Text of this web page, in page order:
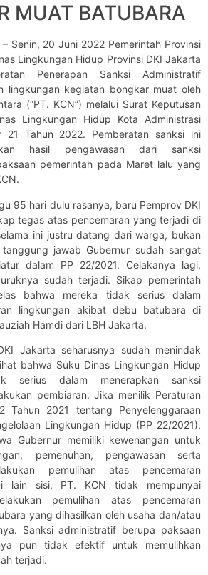
MUAT BATUBARA
Senin, 20 Juni 2022 Pemerintah Provinsi
Lingkungan Hidup Provinsi DKI Jakarta
Penerapan Sanksi Administratif
lingkungan kegiatan bongkar muat oleh
(“PT. KCN”) melalui Surat Keputusan
Lingkungan Hidup Kota Administrasi
21 Tahun 2022. Pemberatan sanksi ini
hasil pengawasan dari sanksi
pemerintah pada Maret lalu yang
95 hari dulu rasanya, baru Pemprov DKI
tegas atas pencemaran yang terjadi di
ini justru datang dari warga, bukan
tanggung jawab Gubernur sudah sangat
dalam PP 22/2021. Celakanya lagi,
sudah terjadi. Sikap pemerintah
bahwa mereka tidak serius dalam
lingkungan akibat debu batubara di
Hamdi dari LBH Jakarta.
Jakarta seharusnya sudah menindak
bahwa Suku Dinas Lingkungan Hidup
serius dalam menerapkan sanksi
pembiaran. Jika menilik Peraturan
Tahun 2021 tentang Penyelenggaraan
Lingkungan Hidup (PP 22/2021),
Gubernur memiliki kewenangan untuk
pemenuhan, pengawasan serta
pemulihan atas pencemaran
lain sisi, PT. KCN tidak mempunyai
pemulihan atas pencemaran
yang dihasilkan oleh usaha dan/atau
Sanksi administratif berupa paksaan
pun tidak efektif untuk memulihkan
terjadi.